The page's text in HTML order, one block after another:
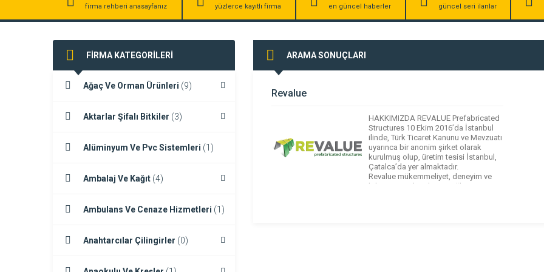
firma rehberi anasayfanız yüzlerce kayıtlı firma en güncel haberler güncel seri ilanlar
FİRMA KATEGORİLERİ
Ağaç Ve Orman Ürünleri (9)
Aktarlar Şifalı Bitkiler (3)
Alüminyum Ve Pvc Sistemleri (1)
Ambalaj Ve Kağıt (4)
Ambulans Ve Cenaze Hizmetleri (1)
Anahtarcılar Çilingirler (0)
ARAMA SONUÇLARI
Revalue
HAKKIMIZDA REVALUE Prefabricated
Structures 10 Ekim 2016’da İstanbul
ilinde, Türk Ticaret Kanunu ve Mevzuatı
uyarınca bir anonim şirket olarak
kurulmuş olup, üretim tesisi İstanbul,
Çatalca’da yer almaktadır.
Revalue mükemmeliyet, deneyim ve
bilgi üzerine kurulmuş sağlam